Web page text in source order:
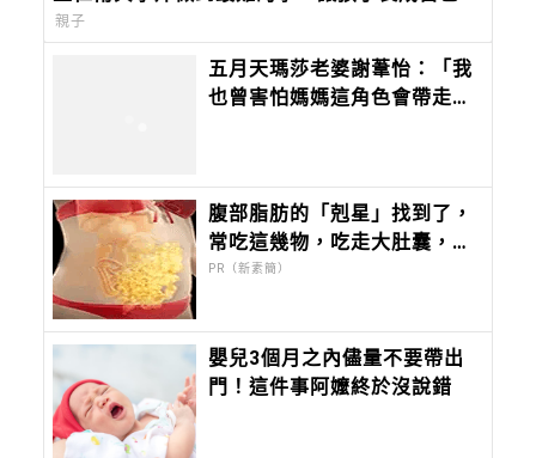
樣子
親子
五月天瑪莎老婆謝葦怡：「我
也曾害怕媽媽這角色會帶走我
跟羨慕。」
腹部脂肪的「剋星」找到了，
常吃這幾物，吃走大肚囊，瘦
出小蠻腰
PR（新素簡）
嬰兒3個月之內儘量不要帶出
門！這件事阿嬤終於沒說錯